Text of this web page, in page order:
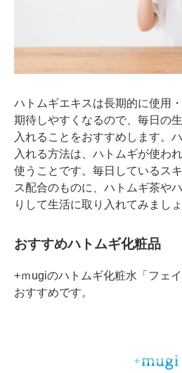
ハトムギエキスは長期的に使用
期待しやすくなるので、毎日の
入れることをおすすめします。
入れる方法は、ハトムギが使わ
使うことです。毎日しているス
ス配合のものに、ハトムギ茶や
りして生活に取り入れてみましょ
おすすめハトムギ化粧品
+ｍugiのハトムギ化粧水「フェ
おすすめです。